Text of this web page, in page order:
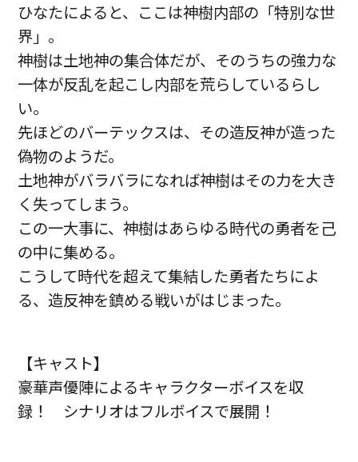
ひなたによると、ここは神樹内部の「特別な世
界」。
神樹は土地神の集合体だが、そのうちの強力な
一体が反乱を起こし内部を荒らしているらし
い。
先ほどのバーテックスは、その造反神が造った
偽物のようだ。
土地神がバラバラになれば神樹はその力を大き
く失ってしまう。
この一大事に、神樹はあらゆる時代の勇者を己
の中に集める。
こうして時代を超えて集結した勇者たちによ
る、造反神を鎮める戦いがはじまった。
【キャスト】
豪華声優陣によるキャラクターボイスを収
録！ シナリオはフルボイスで展開！